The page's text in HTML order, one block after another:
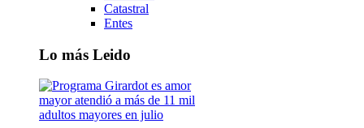
Catastral
Entes
Lo más Leido